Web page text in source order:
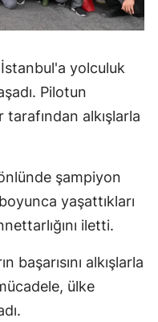
yolculuk
Pilotun
alkışlarla
şampiyon
yaşattıkları
iletti.
başarısını alkışlarla
ülke